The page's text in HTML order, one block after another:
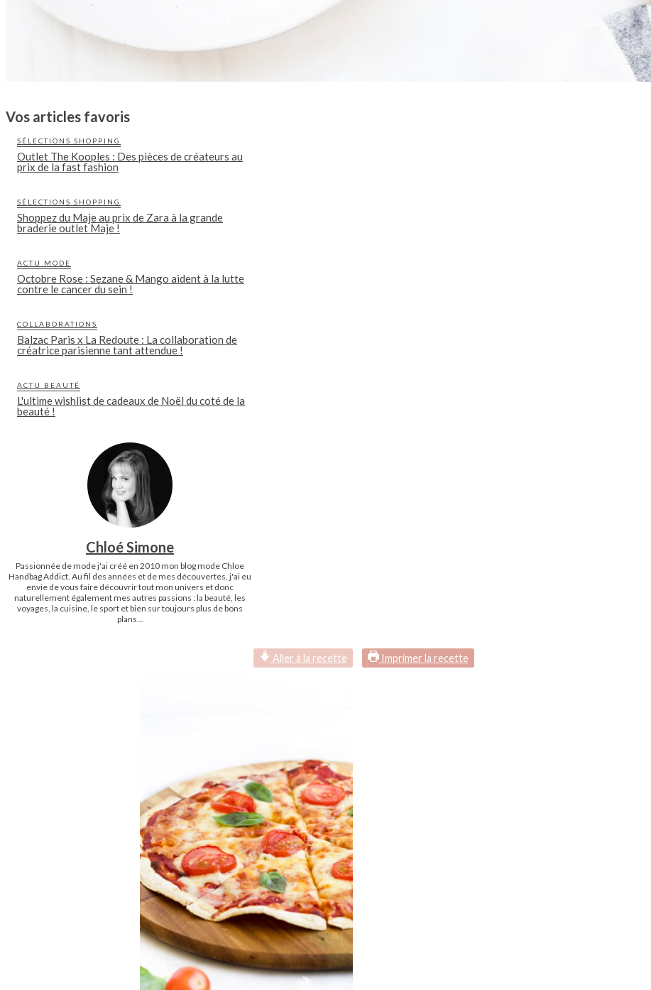
Vos articles favoris
SÉLECTIONS SHOPPING
Outlet The Kooples : Des pièces de créateurs au
prix de la fast fashion
SÉLECTIONS SHOPPING
Shoppez du Maje au prix de Zara à la grande
braderie outlet Maje !
ACTU MODE
Octobre Rose : Sezane & Mango aident à la lutte
contre le cancer du sein !
COLLABORATIONS
Balzac Paris x La Redoute : La collaboration de
créatrice parisienne tant attendue !
ACTU BEAUTÉ
L'ultime wishlist de cadeaux de Noël du coté de la
beauté !
Chloé Simone
Passionnée de mode j'ai créé en 2010 mon blog mode Chloe
Handbag Addict. Au fil des années et de mes découvertes, j'ai eu
envie de vous faire découvrir tout mon univers et donc
naturellement également mes autres passions : la beauté, les
voyages, la cuisine, le sport et bien sur toujours plus de bons
plans...
Aller à la recette Imprimer la recette